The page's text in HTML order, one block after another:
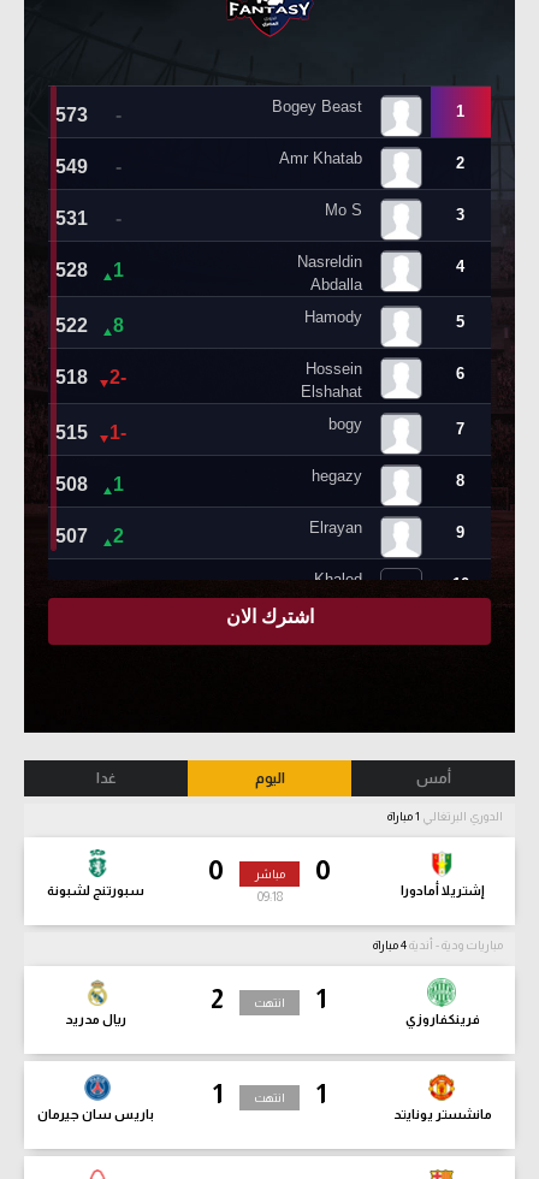
أمس اليوم غدا
الدوري البرتغالي
0
إشتريلا أمادورا
0
سبورتنج لشبونة
مباشر
09:19
مباريات ودية - أندية
1
فرينكفاروزي
2
ريال مدريد
انتهت
1
مانشستر يونايتد
1
باريس سان جيرمان
انتهت